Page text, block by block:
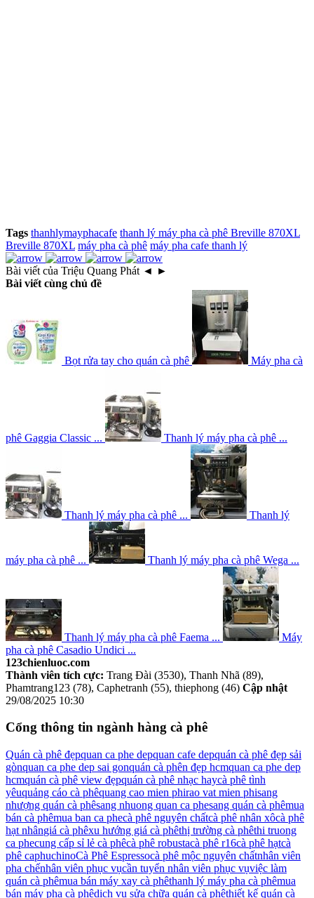
Tags thanhlymayphacafe thanh lý máy pha cà phê Breville 870XL
Breville 870XL máy pha cà phê máy pha cafe thanh lý
Bài viết của Triệu Quang Phát ◄ ►
Bài viết cùng chủ đề
Bọt rửa tay cho quán cà phê Máy pha cà
phê Gaggia Classic ... Thanh lý máy pha cà phê ...
Thanh lý máy pha cà phê ... Thanh lý
máy pha cà phê ... Thanh lý máy pha cà phê Wega ...
Thanh lý máy pha cà phê Faema ...
Máy
pha cà phê Casadio Undici ...
123chienluoc.com
Thành viên tích cực: Trang Đài (3530), Thanh Nhã (89),
Phamtrang123 (78), Caphetranh (55), thiephong (46) Cập nhật
29/08/2025 10:30
Cổng thông tin ngành hàng cà phê
Quán cà phê đẹpquan ca phe depquan cafe depquán cà phê đẹp sải
gònquan ca phe dep sai gonquán cà phên đẹp hcmquan ca phe dep
hcmquán cà phê view đẹpquán cà phê nhạc haycà phê tình
yêuquảng cáo cà phêquang cao mien phirao vat mien phisang
nhượng quán cà phêsang nhuong quan ca phesang quán cà phêmua
bán cà phêmua ban ca phecà phê nguyên chấtcà phê nhân xôcà phê
hạt nhângiá cà phêxu hướng giá cà phêthị trường cà phêthi truong
ca phecung cấp sỉ lẻ cà phêcà phê robustacà phê r16cà phê hạtcà
phê caphuchinoCà Phê Espressocà phê mộc nguyên chấtnhân viên
pha chếnhân viên phục vụcần tuyển nhân viên phục vụviệc làm
quán cà phêmua bán máy xay cà phêthanh lý máy pha cà phêmua
bán máy pha cà phêdịch vụ sửa chữa quán cà phêthiết kế quán cà